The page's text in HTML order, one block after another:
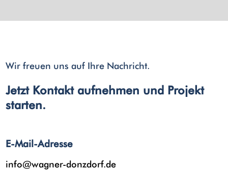
Wir freuen uns auf Ihre Nachricht.
Jetzt Kontakt aufnehmen und Projekt
starten.
E-Mail-Adresse
info@wagner-donzdorf.de